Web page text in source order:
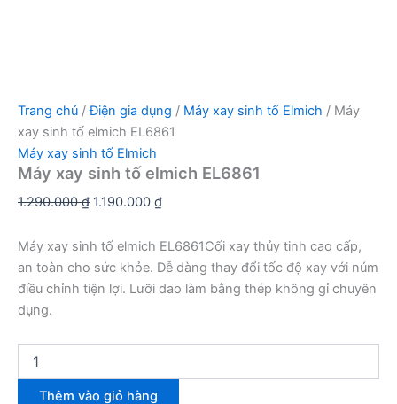
Trang chủ /Điện gia dụng / Máy xay sinh tố Elmich / Máy
xay sinh tố elmich EL6861
Máy xay sinh tố Elmich
Máy xay sinh tố elmich EL6861
1.290.000₫ Giá
là:
1.290.000 ₫.
1.190.000 ₫Giá
tại
là:
1.190.000 ₫.
Máy xay sinh tố elmich EL6861Cối xay thủy tinh cao cấp,
an toàn cho sức khỏe. Dễ dàng thay đổi tốc độ xay với núm
điều chỉnh tiện lợi. Lưỡi dao làm bằng thép không gỉ chuyên
dụng.
xay
Thêm vào giỏ hàng